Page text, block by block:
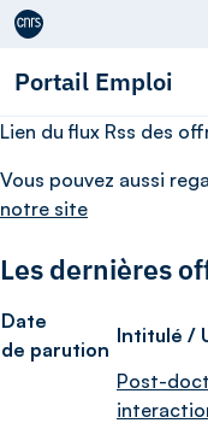
Aller au contenu
Portail Emploi
Lien du flux Rss des
Vous pouvez aussi
notre site
Les dernières
Date
de parution
Intitulé /
Post-